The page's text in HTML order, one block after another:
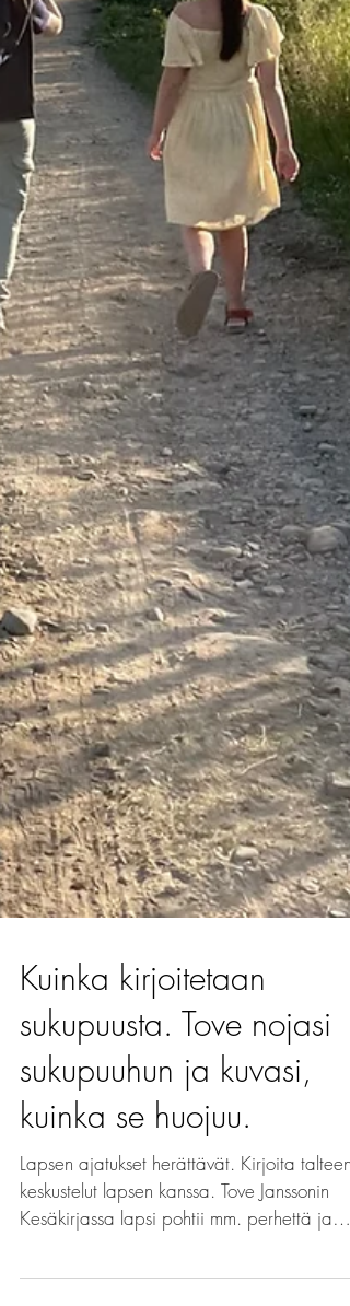
Kuinka kirjoitetaan
sukupuusta. Tove nojasi
sukupuuhun ja kuvasi,